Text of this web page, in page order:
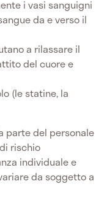
i vasi sanguigni
da e verso il
a rilassare il
del cuore e
(le statine, la
parte del personale
rischio
individuale e
da soggetto a